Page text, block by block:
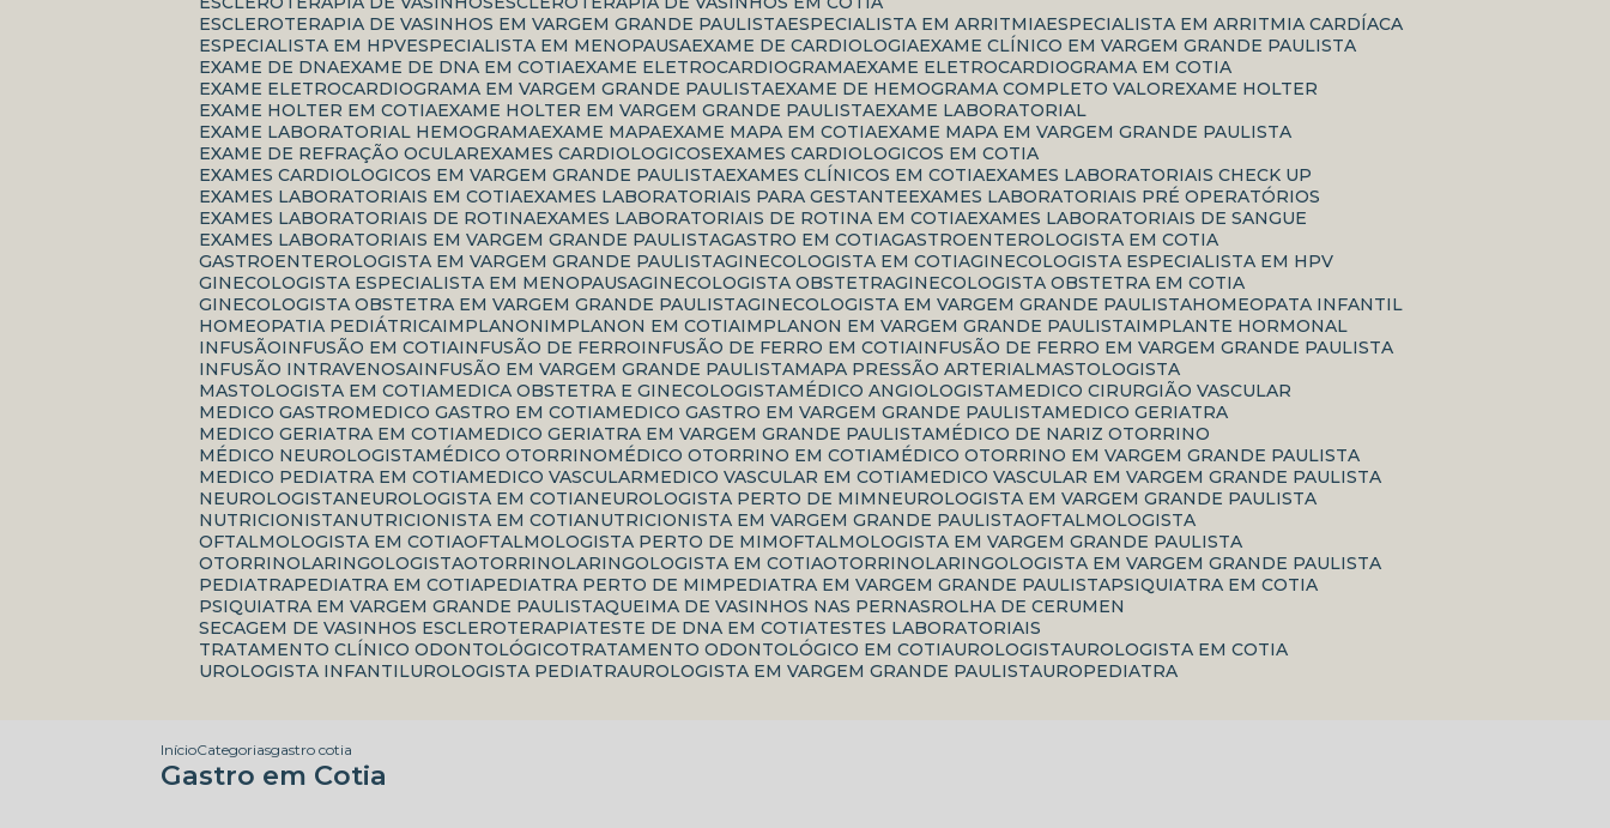
ESCLEROTERAPIA DE VASINHOS EM VARGEM GRANDE PAULISTA ESPECIALISTA EM ARRITMIA ESPECIALISTA EM ARRITMIA CARDÍACA
ESPECIALISTA EM HPV ESPECIALISTA EM MENOPAUSA EXAME DE CARDIOLOGIA EXAME CLÍNICO EM VARGEM GRANDE PAULISTA
EXAME DE DNA EXAME DE DNA EM COTIA EXAME ELETROCARDIOGRAMA EXAME ELETROCARDIOGRAMA EM COTIA
EXAME ELETROCARDIOGRAMA EM VARGEM GRANDE PAULISTA EXAME DE HEMOGRAMA COMPLETO VALOR
EXAME HOLTER
EXAME HOLTER EM COTIA EXAME HOLTER EM VARGEM GRANDE PAULISTA EXAME LABORATORIAL
EXAME LABORATORIAL HEMOGRAMA EXAME MAPA EXAME MAPA EM COTIA EXAME MAPA EM VARGEM GRANDE PAULISTA
EXAME DE REFRAÇÃO OCULAR
EXAMES CARDIOLOGICOS
EXAMES CARDIOLOGICOS EM COTIA
EXAMES CARDIOLOGICOS EM VARGEM GRANDE PAULISTA EXAMES CLÍNICOS EM COTIA EXAMES LABORATORIAIS CHECK UP
EXAMES LABORATORIAIS EM COTIA EXAMES LABORATORIAIS PARA GESTANTE
EXAMES LABORATORIAIS PRÉ OPERATÓRIOS
EXAMES LABORATORIAIS DE ROTINA EXAMES LABORATORIAIS DE ROTINA EM COTIA EXAMES LABORATORIAIS DE SANGUE
EXAMES LABORATORIAIS EM VARGEM GRANDE PAULISTA
GASTRO EM COTIA
GASTROENTEROLOGISTA EM COTIA
GASTROENTEROLOGISTA EM VARGEM GRANDE PAULISTA
GINECOLOGISTA EM COTIA
GINECOLOGISTA ESPECIALISTA EM HPV
GINECOLOGISTA ESPECIALISTA EM MENOPAUSA
GINECOLOGISTA OBSTETRA
GINECOLOGISTA OBSTETRA EM COTIA
GINECOLOGISTA OBSTETRA EM VARGEM GRANDE PAULISTA
GINECOLOGISTA EM VARGEM GRANDE PAULISTA
HOMEOPATA INFANTIL
HOMEOPATIA PEDIÁTRICA IMPLANON IMPLANON EM COTIA IMPLANON EM VARGEM GRANDE PAULISTA IMPLANTE HORMONAL
INFUSÃO INFUSÃO EM COTIA INFUSÃO DE FERRO INFUSÃO DE FERRO EM COTIA INFUSÃO DE FERRO EM VARGEM GRANDE PAULISTA
INFUSÃO INTRAVENOSA INFUSÃO EM VARGEM GRANDE PAULISTA MAPA PRESSÃO ARTERIAL
MASTOLOGISTA
MASTOLOGISTA EM COTIA
MEDICA OBSTETRA E GINECOLOGISTA MÉDICO ANGIOLOGISTA
MEDICO CIRURGIÃO VASCULAR
MEDICO GASTRO
MEDICO GASTRO EM COTIA MEDICO GASTRO EM VARGEM GRANDE PAULISTA
MEDICO GERIATRA
MEDICO GERIATRA EM COTIA
MEDICO GERIATRA EM VARGEM GRANDE PAULISTA
MÉDICO DE NARIZ OTORRINO
MÉDICO NEUROLOGISTA
MÉDICO OTORRINO MÉDICO OTORRINO EM COTIA
MÉDICO OTORRINO EM VARGEM GRANDE PAULISTA
MEDICO PEDIATRA EM COTIA
MEDICO VASCULAR MEDICO VASCULAR EM COTIA
MEDICO VASCULAR EM VARGEM GRANDE PAULISTA
NEUROLOGISTA
NEUROLOGISTA EM COTIA NEUROLOGISTA PERTO DE MIM
NEUROLOGISTA EM VARGEM GRANDE PAULISTA
NUTRICIONISTA
NUTRICIONISTA EM COTIA NUTRICIONISTA EM VARGEM GRANDE PAULISTA
OFTALMOLOGISTA
OFTALMOLOGISTA EM COTIA
OFTALMOLOGISTA PERTO DE MIM
OFTALMOLOGISTA EM VARGEM GRANDE PAULISTA
OTORRINOLARINGOLOGISTA
OTORRINOLARINGOLOGISTA EM COTIA
OTORRINOLARINGOLOGISTA EM VARGEM GRANDE PAULISTA
PEDIATRA
PEDIATRA EM COTIA PEDIATRA PERTO DE MIM PEDIATRA EM VARGEM GRANDE PAULISTA
PSIQUIATRA EM COTIA
PSIQUIATRA EM VARGEM GRANDE PAULISTA
QUEIMA DE VASINHOS NAS PERNAS
ROLHA DE CERUMEN
SECAGEM DE VASINHOS ESCLEROTERAPIA
TESTE DE DNA EM COTIA
TESTES LABORATORIAIS
TRATAMENTO CLÍNICO ODONTOLÓGICO
TRATAMENTO ODONTOLÓGICO EM COTIA UROLOGISTA
UROLOGISTA EM COTIA
UROLOGISTA INFANTIL
UROLOGISTA PEDIATRA UROLOGISTA EM VARGEM GRANDE PAULISTA UROPEDIATRA
InícioCategoriasgastro cotia
Gastro em Cotia